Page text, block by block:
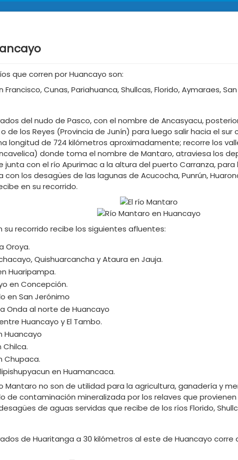
que corren por Huancayo son:
Francisco, Cunas, Pariahuanca, Shullcas, Florido, Aymaraes,
del nudo de Pasco, con el nombre de Ancasyacu,
de los Reyes (Provincia de Junín) para luego salir hacia el
longitud de 724 kilómetros aproximadamente; recorre los
donde toma el nombre de Mantaro, atraviesa los
junta con el río Apurimac a la altura del puerto Carranza, para
los desagües de las lagunas de Acucocha, Punrún,
en su recorrido.
su recorrido recibe los siguientes afluentes:
Oroya.
Quishuarcancha y Ataura en Jauja.
Huaripampa.
en Concepción.
en San Jerónimo
Onda al norte de Huancayo
Huancayo y El Tambo.
Huancayo
Chilca.
Chupaca.
en Huamancaca.
Mantaro no son de utilidad para la agricultura, ganadería y
de contaminación mineralizada por los relaves que
de aguas servidas que recibe de los ríos Florido,
de Huaritanga a 30 kilómetros al este de Huancayo